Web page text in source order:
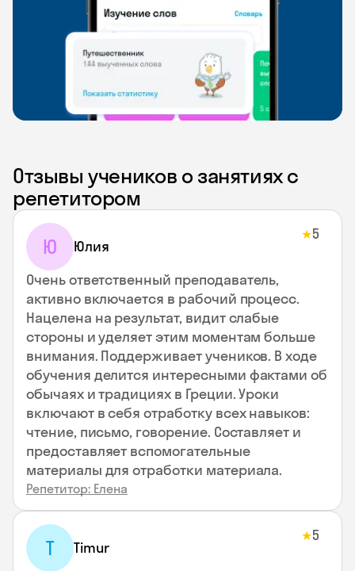
Отзывы учеников о занятиях с
репетитором
Ю Юлия
★5
Очень ответственный преподаватель,
активно включается в рабочий процесс.
Нацелена на результат, видит слабые
стороны и уделяет этим моментам больше
внимания. Поддерживает учеников. В ходе
обучения делится интересными фактами об
обычаях и традициях в Греции. Уроки
включают в себя отработку всех навыков:
чтение, письмо, говорение. Составляет и
предоставляет вспомогательные
материалы для отработки материала.
Репетитор: Елена
T Timur
★5